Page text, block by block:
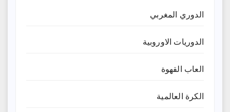
الدوري المغربي
الدوريات الاوروبية
العاب القهوة
الكرة العالمية